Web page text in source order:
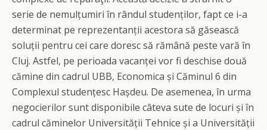
serie de nemulțumiri în rândul studenților, fapt ce i-a
determinat pe reprezentanții acestora să găsească
soluții pentru cei care doresc să rămână peste vară în
Cluj. Astfel, pe perioada vacanței vor fi deschise două
cămine din cadrul UBB, Economica și Căminul 6 din
Complexul studențesc Hașdeu. De asemenea, în urma
negocierilor sunt disponibile câteva sute de locuri și în
cadrul căminelor Universității Tehnice și a Universității